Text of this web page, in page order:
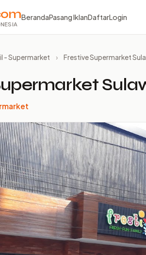
BerandaPasang IklanDaftarLogin
- Supermarket › Frestive Supermarket